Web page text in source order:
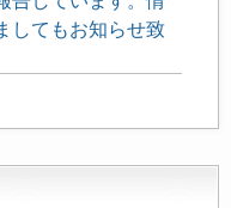
してもお知らせ致